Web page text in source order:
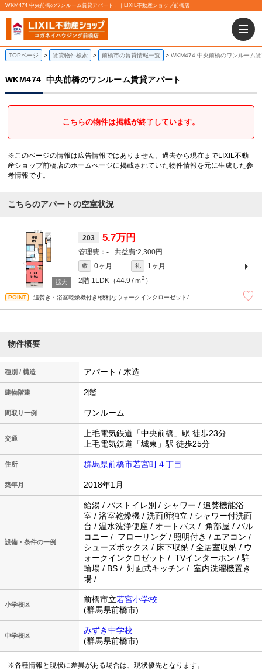
WKM474 中央前橋のワンルーム賃貸アパート！｜LIXIL不動産ショップ前橋店
TOPページ 賃貸物件検索 前橋市の賃貸情報一覧 WKM474 中央前橋のワンルーム
WKM474 中央前橋のワンルーム賃貸アパート
こちらの物件は掲載が終了しています。
※このページの情報は広告情報ではありません。過去から現在までLIXIL不動
産ショップ前橋店のホームぺージに掲載されていた物件情報を元に生成した参
考情報です。
こちらのアパートの空室状況
203 5.7万円
- 2,300円
敷 0ヶ月 礼
1ヶ月
2階 1LDK（44.97ｍ2 ）
追焚き・浴室乾燥機付き/便利なウォークインクローゼット/
物件概要
種別 / 構造 アパート / 木造
建物階建 2階
間取り一例 ワンルーム
交通
上毛電気鉄道「中央前橋」駅 徒歩23分
上毛電気鉄道「城東」駅 徒歩25分
住所 群馬県前橋市若宮町４丁目
築年月 2018年1月
設備・条件の一例
給湯 / バストイレ別 / シャワー / 追焚機能浴
室 / 浴室乾燥機 / 洗面所独立 / シャワー付洗面
台 / 温水洗浄便座 / オートバス / 角部屋 / バル
コニー / フローリング / 照明付き / エアコン /
シューズボックス / 床下収納 / 全居室収納 / ウ
ォークインクロゼット / TVインターホン / 駐
輪場 / BS / 対面式キッチン / 室内洗濯機置き
場 /
小学校区
前橋市立若宮小学校
(群馬県前橋市)
中学校区
みずき中学校
(群馬県前橋市)
※各種情報と現状に差異がある場合は、現状優先となります。